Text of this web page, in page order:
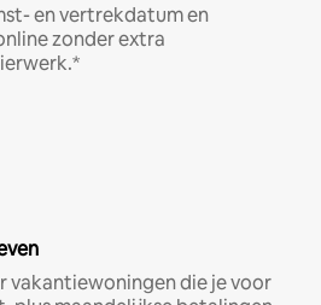
en vertrekdatum en
zonder extra
vakantiewoningen die je voor